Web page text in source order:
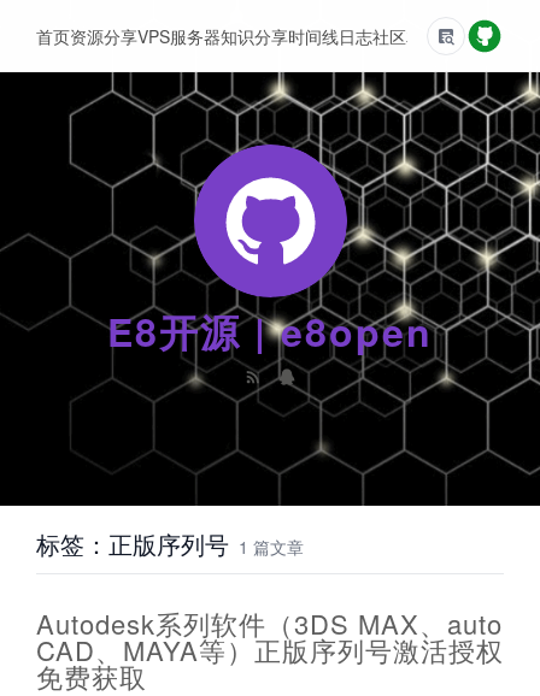
E8开源 | e8open
首页资源分享VPS服务器知识分享时间线日志社区友情链接
标签：正版序列号 1 篇文章
Autodesk系列软件（3DS MAX、auto
CAD、MAYA等）正版序列号激活授权
免费获取